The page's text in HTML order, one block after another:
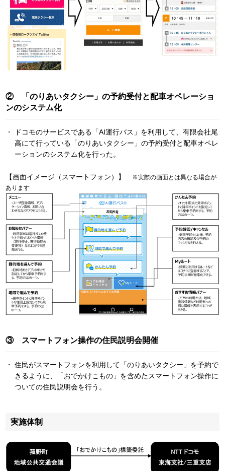
② 「のりあいタクシー」の予約受付と配車オペレーショ
ンのシステム化
ドコモのサービスである「AI運行バス」を利用して、有限会社尾
高にて行っている「のりあいタクシー」の予約受付と配車オペレ
ーションのシステム化を行った。
【画面イメージ（スマートフォン）】
※実際の画面とは異なる場合が
あります
③ スマートフォン操作の住民説明会開催
住民がスマートフォンを利用して「のりあいタクシー」を予約で
きるように、「おでかけこもの」を含めたスマートフォン操作に
ついての住民説明会を行う。
実施体制